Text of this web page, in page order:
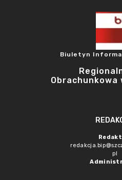
Biuletyn
Obrachunkowa
pl